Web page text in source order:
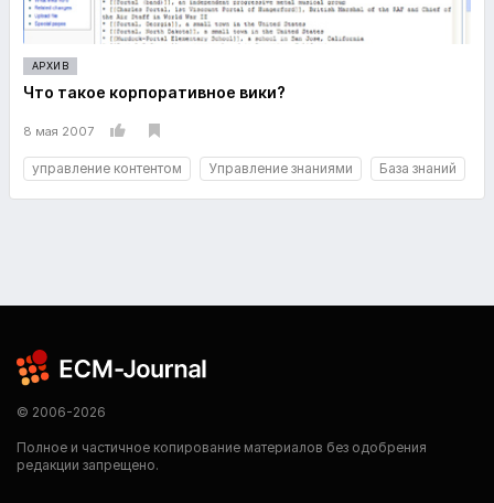
АРХИВ
Что такое корпоративное вики?
8 мая 2007
управление контентом Управление знаниями База знаний
© 2006-2026
Полное и частичное копирование материалов без одобрения
редакции запрещено.